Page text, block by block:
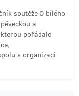
soutěže O bílého
a
pořádalo
s organizací